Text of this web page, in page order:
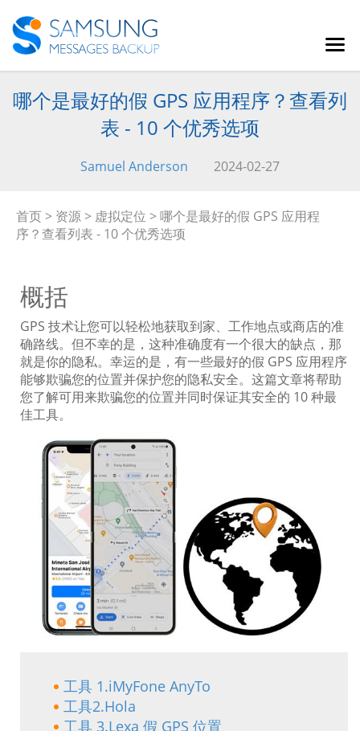
哪个是最好的假 GPS 应用程序？查看列
表 - 10 个优秀选项
Samuel Anderson 2024-02-27
首页 > 资源 > 虚拟定位 > 哪个是最好的假 GPS 应用程
序？查看列表 - 10 个优秀选项
概括
GPS 技术让您可以轻松地获取到家、工作地点或商店的准
确路线。但不幸的是，这种准确度有一个很大的缺点，那
就是你的隐私。幸运的是，有一些最好的假 GPS 应用程序
能够欺骗您的位置并保护您的隐私安全。这篇文章将帮助
您了解可用来欺骗您的位置并同时保证其安全的 10 种最
佳工具。
工具 1.iMyFone AnyTo
工具2.Hola
工具 3.Lexa 假 GPS 位置